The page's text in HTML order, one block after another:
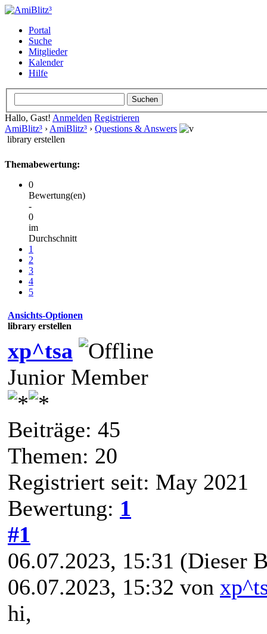
Portal
Suche
Mitglieder
Kalender
Hilfe
Hallo, Gast! Anmelden Registrieren
AmiBlitz³ › AmiBlitz³ › Questions & Answers
library erstellen
Themabewertung:
0
Bewertung(en)
-
0
im
Durchschnitt
1
2
3
4
5
Ansichts-Optionen
library erstellen
xp^tsa
Junior Member
Beiträge: 45
Themen: 20
Registriert seit: May 2021
Bewertung: 1
#1
06.07.2023, 15:31 (Dieser
06.07.2023, 15:32 von
hi,